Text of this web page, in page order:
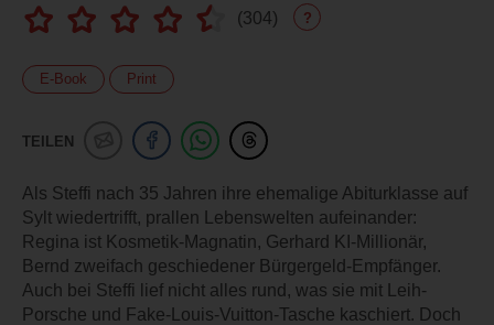
(304) ?
E-Book Print
TEILEN
Als Steffi nach 35 Jahren ihre ehemalige Abiturklasse auf
Sylt wiedertrifft, prallen Lebenswelten aufeinander:
Regina ist Kosmetik-Magnatin, Gerhard KI-Millionär,
Bernd zweifach geschiedener Bürgergeld-Empfänger.
Auch bei Steffi lief nicht alles rund, was sie mit Leih-
Porsche und Fake-Louis-Vuitton-Tasche kaschiert. Doch